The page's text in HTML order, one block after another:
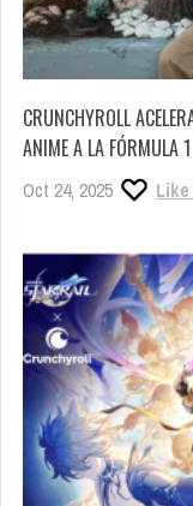
CRUNCHYROLL
ANIME A LA FÓRMULA 1
Oct 24, 2025